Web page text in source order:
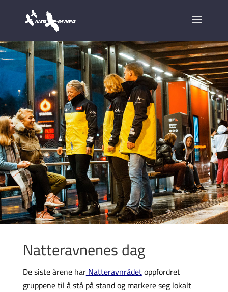
Natteravnenes dag
De siste årene harNatteravnrådetoppfordret
gruppene til å stå på stand og markere seg lokalt